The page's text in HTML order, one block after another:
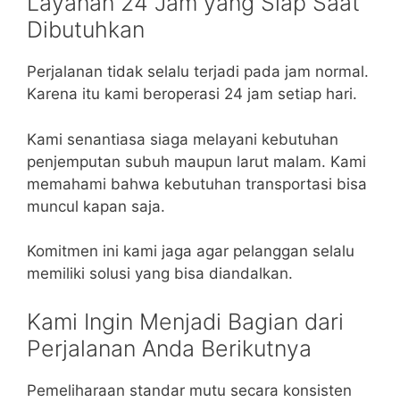
Dibutuhkan
Perjalanan tidak selalu terjadi pada jam normal.
Karena itu kami beroperasi 24 jam setiap hari.
Kami senantiasa siaga melayani kebutuhan
penjemputan subuh maupun larut malam. Kami
memahami bahwa kebutuhan transportasi bisa
muncul kapan saja.
Komitmen ini kami jaga agar pelanggan selalu
memiliki solusi yang bisa diandalkan.
Kami Ingin Menjadi Bagian dari
Perjalanan Anda Berikutnya
Pemeliharaan standar mutu secara konsisten